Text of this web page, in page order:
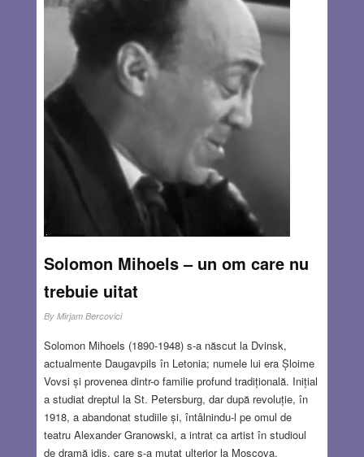
„israeliți africani evrei” cum își spun ei, originari din New
York.
FEB 25, 2021 3 COMMENTS
Solomon Mihoels – un om care nu
trebuie uitat
By Mirjam Bercovici
Solomon Mihoels (1890-1948) s-a născut la Dvinsk,
actualmente Daugavpils în Letonia; numele lui era Șloime
Vovsi și provenea dintr-o familie profund tradițională. Inițial
a studiat dreptul la St. Petersburg, dar după revoluție, în
1918, a abandonat studiile și, întâlnindu-l pe omul de
teatru Alexander Granowski, a intrat ca artist în studioul
de dramă idiș, care s-a mutat ulterior la Moscova,